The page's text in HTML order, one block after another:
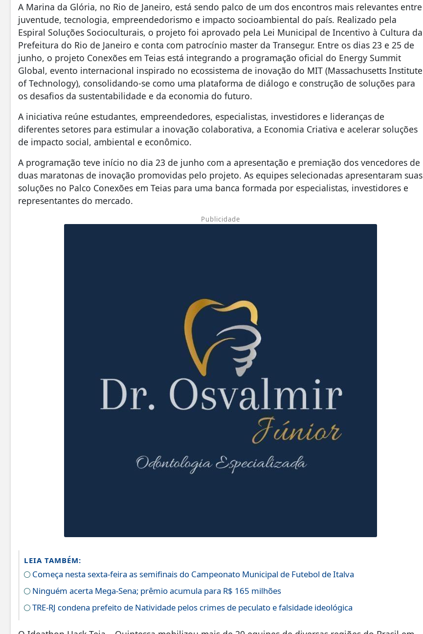
A Marina da Glória, no Rio de Janeiro, está sendo palco de um dos encontros mais relevantes entre
juventude, tecnologia, empreendedorismo e impacto socioambiental do país. Realizado pela
Espiral Soluções Socioculturais, o projeto foi aprovado pela Lei Municipal de Incentivo à Cultura da
Prefeitura do Rio de Janeiro e conta com patrocínio master da Transegur. Entre os dias 23 e 25 de
junho, o projeto Conexões em Teias está integrando a programação oficial do Energy Summit
Global, evento internacional inspirado no ecossistema de inovação do MIT (Massachusetts Institute
of Technology), consolidando-se como uma plataforma de diálogo e construção de soluções para
os desafios da sustentabilidade e da economia do futuro.
A iniciativa reúne estudantes, empreendedores, especialistas, investidores e lideranças de
diferentes setores para estimular a inovação colaborativa, a Economia Criativa e acelerar soluções
de impacto social, ambiental e econômico.
A programação teve início no dia 23 de junho com a apresentação e premiação dos vencedores de
duas maratonas de inovação promovidas pelo projeto. As equipes selecionadas apresentaram suas
soluções no Palco Conexões em Teias para uma banca formada por especialistas, investidores e
representantes do mercado.
Publicidade
LEIA TAMBÉM:
Começa nesta sexta-feira as semifinais do Campeonato Municipal de Futebol de Italva
Ninguém acerta Mega-Sena; prêmio acumula para R$ 165 milhões
TRE-RJ condena prefeito de Natividade pelos crimes de peculato e falsidade ideológica